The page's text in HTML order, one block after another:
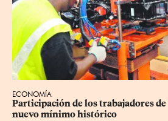
ECONOMÍA
Participación de los trabajadores de
nuevo mínimo histórico